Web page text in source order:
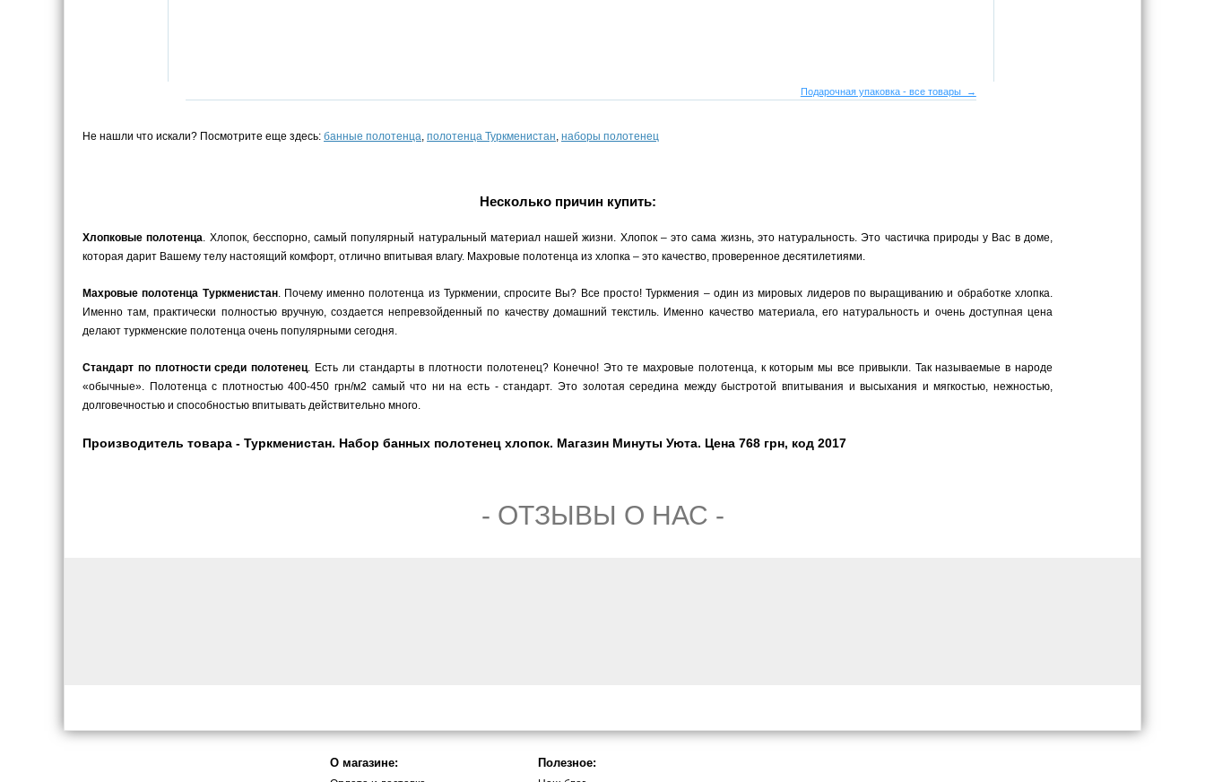
Подарочная упаковка - все товары →
Не нашли что искали? Посмотрите еще здесь: банные полотенца, полотенца Туркменистан, наборы полотенец
Несколько причин купить:
Хлопковые полотенца. Хлопок, бесспорно, самый популярный натуральный материал нашей жизни. Хлопок – это сама жизнь, это натуральность. Это частичка природы у Вас в доме,
которая дарит Вашему телу настоящий комфорт, отлично впитывая влагу. Махровые полотенца из хлопка – это качество, проверенное десятилетиями.
Махровые полотенца Туркменистан. Почему именно полотенца из Туркмении, спросите Вы? Все просто! Туркмения – один из мировых лидеров по выращиванию и обработке хлопка.
Именно там, практически полностью вручную, создается непревзойденный по качеству домашний текстиль. Именно качество материала, его натуральность и очень доступная цена
делают туркменские полотенца очень популярными сегодня.
Стандарт по плотности среди полотенец. Есть ли стандарты в плотности полотенец? Конечно! Это те махровые полотенца, к которым мы все привыкли. Так называемые в народе
«обычные». Полотенца с плотностью 400-450 грн/м2 самый что ни на есть - стандарт. Это золотая середина между быстротой впитывания и высыхания и мягкостью, нежностью,
долговечностью и способностью впитывать действительно много.
Производитель товара - Туркменистан. Набор банных полотенец хлопок. Магазин Минуты Уюта. Цена 768 грн, код 2017
- ОТЗЫВЫ О НАС -
О магазине: Полезное: